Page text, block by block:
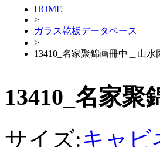
HOME
>
ガラス乾板データベース
>
13410_名家聚錦画冊中＿山
13410_名家
サイズ:キャビ